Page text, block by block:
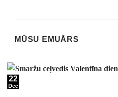
MŪSU EMUĀRS
22
Dec